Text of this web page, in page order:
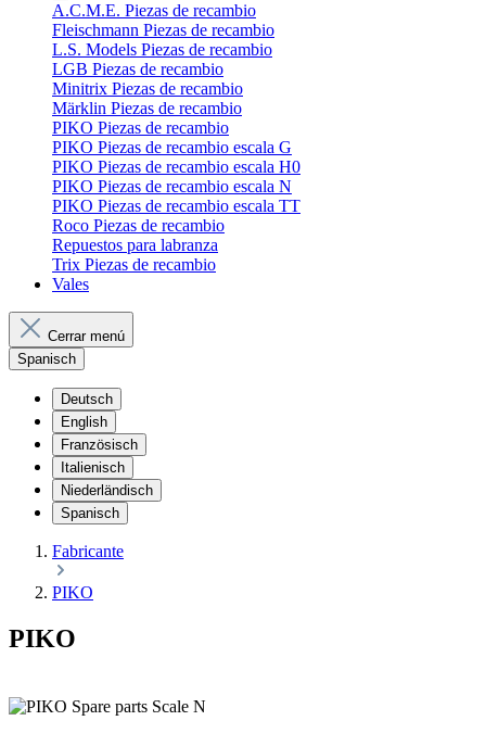
A.C.M.E. Piezas de recambio
Fleischmann Piezas de recambio
L.S. Models Piezas de recambio
LGB Piezas de recambio
Minitrix Piezas de recambio
Märklin Piezas de recambio
PIKO Piezas de recambio
PIKO Piezas de recambio escala G
PIKO Piezas de recambio escala H0
PIKO Piezas de recambio escala N
PIKO Piezas de recambio escala TT
Roco Piezas de recambio
Repuestos para labranza
Trix Piezas de recambio
Vales
Cerrar menú
Spanisch
Deutsch
English
Französisch
Italienisch
Niederländisch
Spanisch
Fabricante
PIKO
PIKO